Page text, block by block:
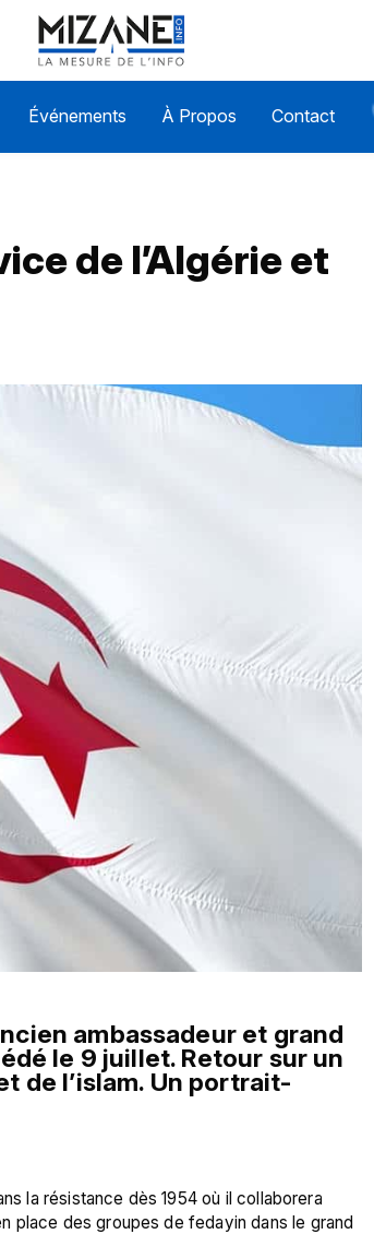
Événements À Propos Contact
de l’Algérie et
ambassadeur et grand
le 9 juillet. Retour sur un
de l’islam. Un portrait-
la résistance dès 1954 où il collaborera
place des groupes de fedayin dans le grand